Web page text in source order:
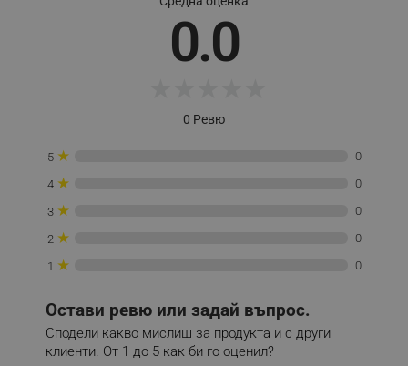
0.0
0 Ревю
5 ★ 0
4 ★ 0
3 ★ 0
2 ★ 0
1 ★ 0
Остави ревю или задай въпрос.
Сподели какво мислиш за продукта и с други
клиенти. От 1 до 5 как би го оценил?
_sgf_test_mode
_sgf_delayed_campaigns